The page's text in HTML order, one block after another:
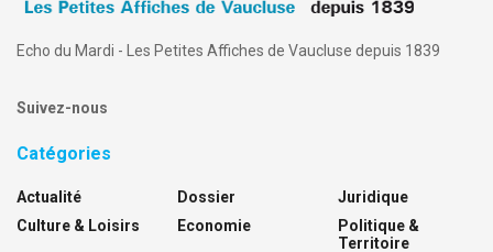
Echo du Mardi - Les Petites Affiches de Vaucluse depuis 1839
Suivez-nous
Catégories
Actualité
Culture & Loisirs
Dossier
Economie
Juridique
Politique &
Territoire